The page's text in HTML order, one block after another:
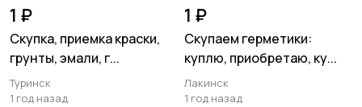
1 ₽
Скупка, приемка краски,
грунты, эмали, г...
Туринск
1 год назад
1 ₽
Скупаем герметики:
куплю, приобретаю, ку...
Лакинск
1 год назад